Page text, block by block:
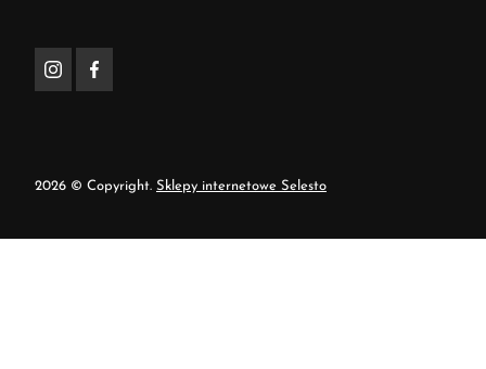
2026 © Copyright. Sklepy internetowe Selesto